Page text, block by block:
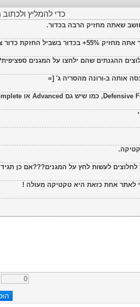
כדי להמליץ
שאתה מחזיק הרבה בכדור.
כדור צריך אמצע חז...
אותה ב-ורונה מהסריה ג' [=
לעשות לחץ על המגנים???אם כן